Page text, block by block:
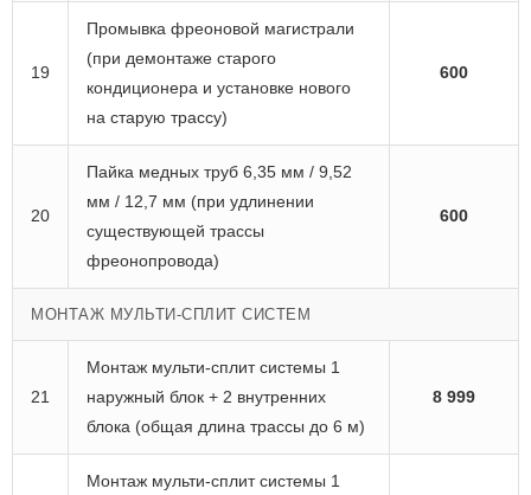
19
Промывка фреоновой магистрали
(при демонтаже старого
кондиционера и установке нового
на старую трассу)
600
20
Пайка медных труб 6,35 мм / 9,52
мм / 12,7 мм (при удлинении
существующей трассы
фреонопровода)
600
МОНТАЖ МУЛЬТИ-СПЛИТ СИСТЕМ
21
Монтаж мульти-сплит системы 1
наружный блок + 2 внутренних
блока (общая длина трассы до 6 м)
8 999
Монтаж мульти-сплит системы 1